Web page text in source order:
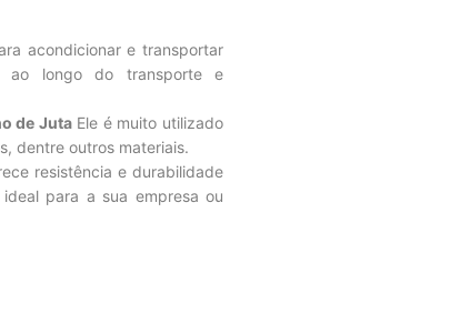
acondicionar e transportar
ao longo do transporte e
de JutaEle é muito utilizado
dentre outros materiais.
resistência e durabilidade
para a sua empresa ou